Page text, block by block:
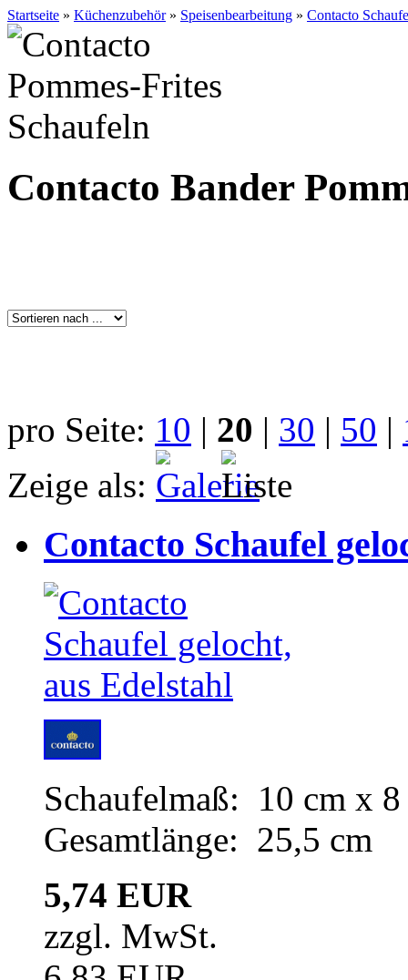
Startseite » Küchenzubehör» Speisenbearbeitung » Contacto
Contacto Bander
pro Seite: 10 | 20 | 30 | 50 |
Zeige als:
Contacto Schaufel
Schaufelmaß: 10 cm x 8
Gesamtlänge: 25,5 cm
5,74 EUR
zzgl. MwSt.